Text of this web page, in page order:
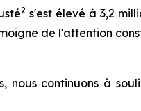
2 s'est élevé à 3,2
de l'attention
continuons à